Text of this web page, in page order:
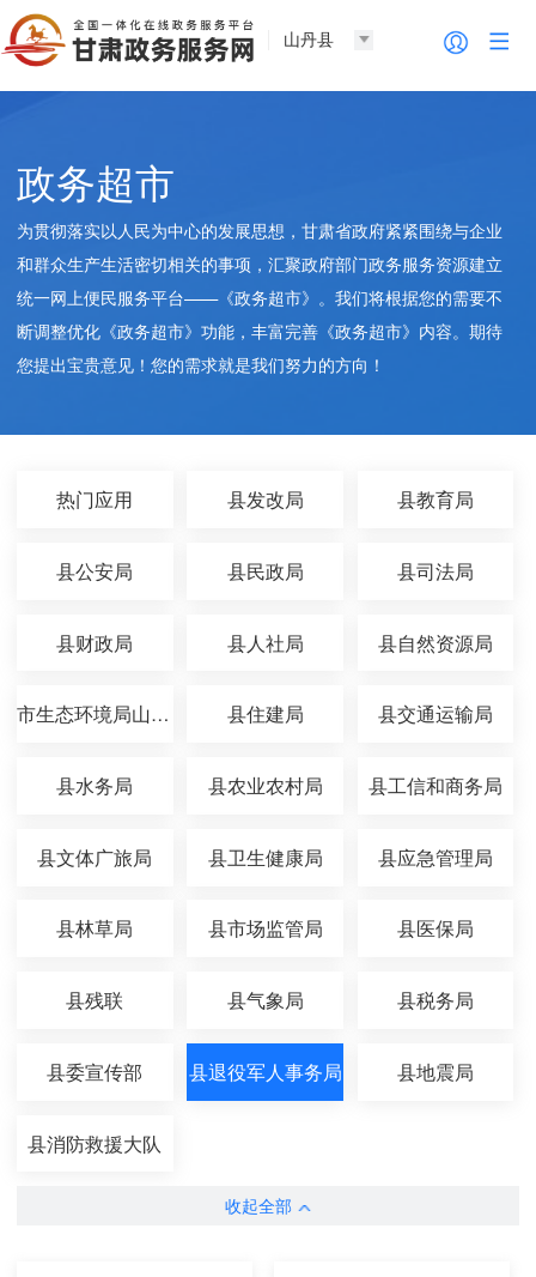
山丹县
政务超市
为贯彻落实以人民为中心的发展思想，甘肃省政府紧紧围绕与企业
和群众生产生活密切相关的事项，汇聚政府部门政务服务资源建立
统一网上便民服务平台——《政务超市》。我们将根据您的需要不
断调整优化《政务超市》功能，丰富完善《政务超市》内容。期待
您提出宝贵意见！您的需求就是我们努力的方向！
热门应用 县发改局 县教育局
县公安局 县民政局 县司法局
县财政局 县人社局 县自然资源局
市生态环境局山丹分局 县住建局 县交通运输局
县水务局 县农业农村局 县工信和商务局
县文体广旅局 县卫生健康局 县应急管理局
县林草局 县市场监管局 县医保局
县残联 县气象局 县税务局
县委宣传部 县退役军人事务局 县地震局
县消防救援大队
收起全部